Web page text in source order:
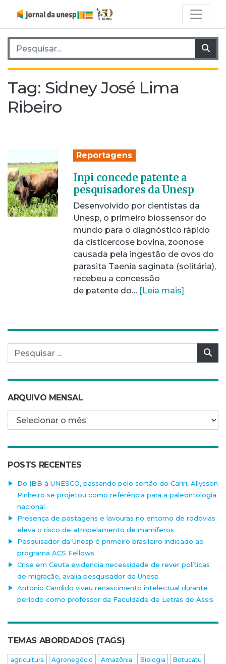
Pesquisar por:
Tag: Sidney José Lima
Ribeiro
Reportagens
Inpi concede patente a
pesquisadores da Unesp
Desenvolvido por cientistas da
Unesp, o primeiro biossensor do
mundo para o diagnóstico rápido
da cisticercose bovina, zoonose
causada pela ingestão de ovos do
parasita Taenia saginata (solitária),
recebeu a concessão
de patente do… [Leia mais]
Pesquisar por:
ARQUIVO MENSAL
Arquivo mensal
POSTS RECENTES
Do IBB à UNESCO, passando pelo sertão do Cariri, Allysson
Pinheiro se projetou como referência para a paleontologia
nacional
Presença de pastagens e lavouras no entorno de rodovias
eleva o risco de atropelamento de mamíferos
Pesquisador da Unesp é primeiro brasileiro indicado ao
programa ACS Fellows
Crise em Ceuta evidencia necessidade de rever políticas
de migração, avalia pesquisador da Unesp
Antonio Candido viveu renascimento intelectual durante
período como professor da Faculdade de Letras de Assis
TEMAS ABORDADOS (TAGS)
agricultura Agronegócio Amazônia Biologia
Botucatu